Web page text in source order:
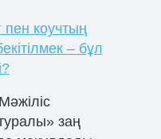
пен коучтың
– бұл
заң